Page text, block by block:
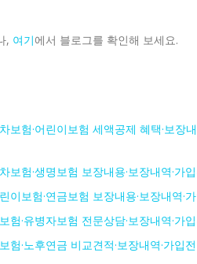
, 여기에서 블로그를 확인해 보세요.
보험·어린이보험 세액공제 혜택·보장
보험·생명보험 보장내용·보장내역·가
이보험·연금보험 보장내용·보장내역·
험·유병자보험 전문상담·보장내역·가
험·노후연금 비교견적·보장내역·가입